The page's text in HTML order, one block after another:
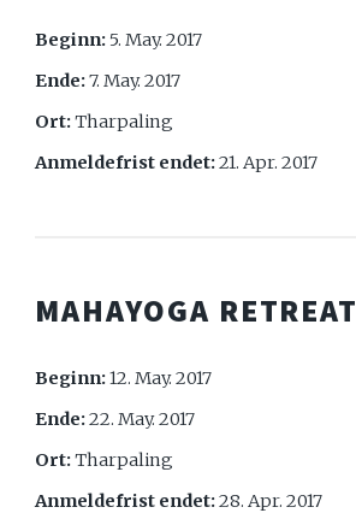
Beginn: 5. May. 2017
Ende:7. May. 2017
Ort:Tharpaling
Anmeldefrist endet:21. Apr. 2017
MAHAYOGA RETREAT
Beginn:12. May. 2017
Ende:22. May. 2017
Ort:Tharpaling
Anmeldefrist endet:28. Apr. 2017